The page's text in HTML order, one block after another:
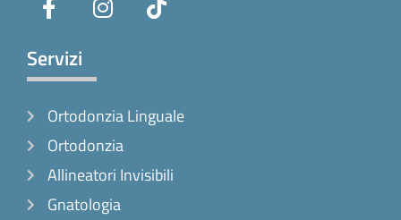
a
e
b
o
k
-
f
n
r
a
m
i
Servizi
Ortodonzia Linguale
Ortodonzia
Allineatori Invisibili
Gnatologia